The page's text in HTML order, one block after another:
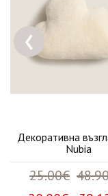
Декоративна
Nubia
25.00€
‹